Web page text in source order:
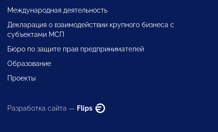
Международная деятельность
Декларация о взаимодействии крупного бизнеса с
субъектами МСП
Бюро по защите прав предпринимателей
Образование
Проекты
Разработка сайта — Flips